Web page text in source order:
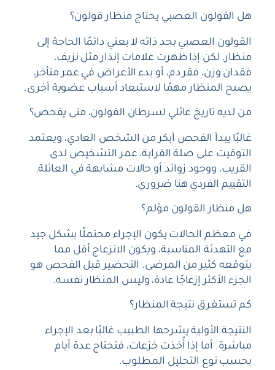
هل القولون العصبي يحتاج منظار قولون؟
القولون العصبي بحد ذاته لا يعني دائمًا الحاجة إلى
منظار. لكن إذا ظهرت علامات إنذار مثل نزيف،
فقدان وزن، فقر دم، أو بدء الأعراض في عمر متأخر،
يصبح المنظار مهمًا لاستبعاد أسباب عضوية أخرى.
من لديه تاريخ عائلي لسرطان القولون، متى يفحص؟
غالبًا يبدأ الفحص أبكر من الشخص العادي، ويعتمد
التوقيت على صلة القرابة، عمر التشخيص لدى
القريب، ووجود زوائد أو حالات مشابهة في العائلة.
التقييم الفردي هنا ضروري.
هل منظار القولون مؤلم؟
في معظم الحالات يكون الإجراء محتملًا بشكل جيد
مع التهدئة المناسبة، ويكون الانزعاج أقل مما
يتوقعه كثير من المرضى. التحضير قبل الفحص هو
الجزء الأكثر إزعاجًا عادة، وليس المنظار نفسه.
كم تستغرق نتيجة المنظار؟
النتيجة الأولية يشرحها الطبيب غالبًا بعد الإجراء
مباشرة. أما إذا أُخذت خزعات، فتحتاج عدة أيام
بحسب نوع التحليل المطلوب.